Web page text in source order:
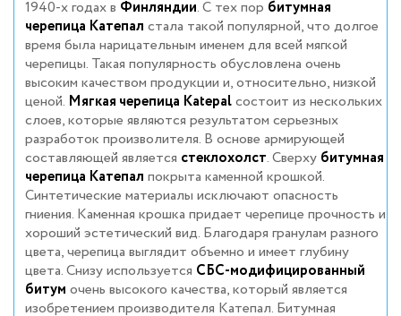
1940-х годах в Финляндии. С тех пор битумная
черепица Катепал стала такой популярной, что долгое
время была нарицательным именем для всей мягкой
черепицы. Такая популярность обусловлена очень
высоким качеством продукции и, относительно, низкой
ценой. Мягкая черепица Katepalсостоит из нескольких
слоев, которые являются результатом серьезных
разработок произволителя. В основе армирующей
составляющей является стеклохолст. Сверху битумная
черепица Катепал покрыта каменной крошкой.
Синтетические материалы исключают опасность
гниения. Каменная крошка придает черепице прочность и
хороший эстетический вид. Благодаря гранулам разного
цвета, черепица выглядит объемно и имеет глубину
цвета. Снизу используется СБС-модифицированный
битум очень высокого качества, который является
изобретением производителя Катепал. Битумная